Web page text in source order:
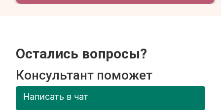
Остались вопросы?
Консультант поможет
Написать в чат